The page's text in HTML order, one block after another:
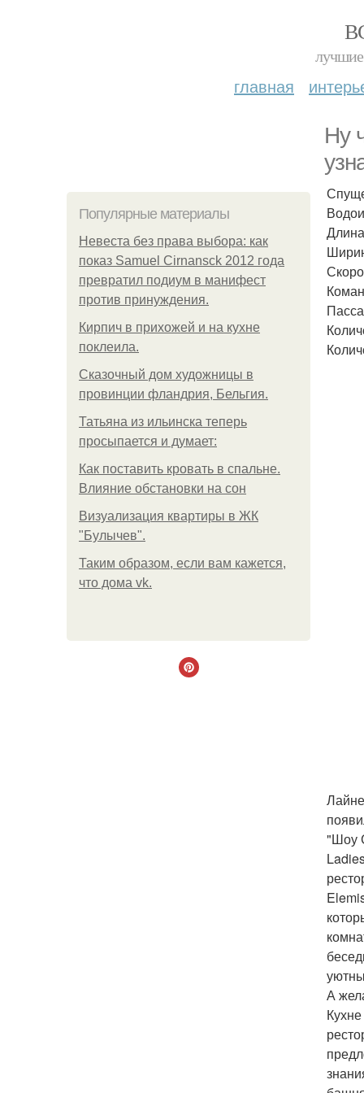
лучшие
главная
Ну
Популярные материалы
Невеста без права выбора: как
показ Samuel Cirnansck 2012 года
превратил подиум в манифест
против принуждения.
Кирпич в прихожей и на кухне
поклеила.
Сказочный дом художницы в
провинции фландрия, Бельгия.
Татьяна из ильинска теперь
просыпается и думает:
Как поставить кровать в спальне.
Влияние обстановки на сон
Визуализация квартиры в ЖК
"Булычев".
Таким образом, если вам кажется,
что дома vk.
"Шоу
А